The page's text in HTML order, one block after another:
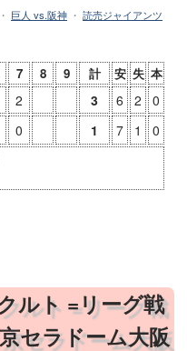
・ 巨人 vs.阪神 ・ 読売ジャイアンツ
7 8 9 計 安 失 本
2 3 6 2
0
0 1 7 1
0
ルト =リーグ戦
セラドーム大阪